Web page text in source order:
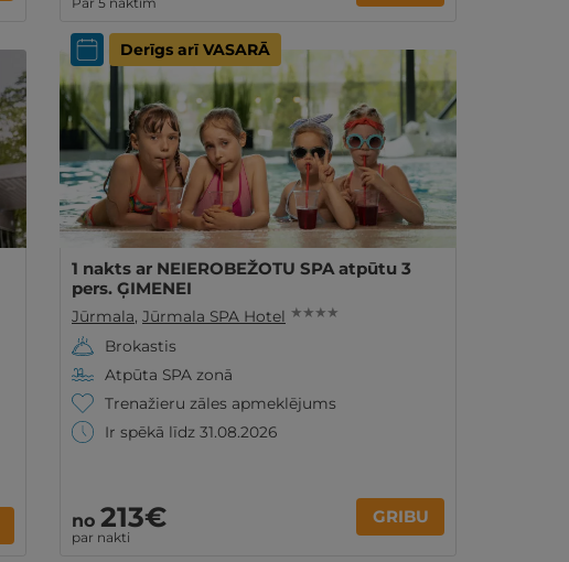
Derīgs arī VASARĀ
1 nakts ar NEIEROBEŽOTU SPA atpūtu 3
pers. ĢIMENEI
Jūrmala, Jūrmala SPA Hotel ★ ★ ★ ★
Brokastis
Atpūta SPA zonā
Trenažieru zāles apmeklējums
Ir spēkā līdz 31.08.2026
no 213€
par nakti
GRIBU